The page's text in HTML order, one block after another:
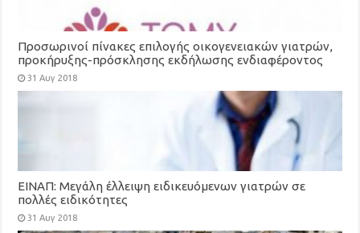
Προσωρινοί πίνακες επιλογής οικογενειακών γιατρών,
προκήρυξης-πρόσκλησης εκδήλωσης ενδιαφέροντος
για τη στελέχωση των Τοπικών Μονάδων Υγείας
(ΤΟΜΥ)
31 Αυγ 2018
ΕΙΝΑΠ: Μεγάλη έλλειψη ειδικευόμενων γιατρών σε
πολλές ειδικότητες
31 Αυγ 2018